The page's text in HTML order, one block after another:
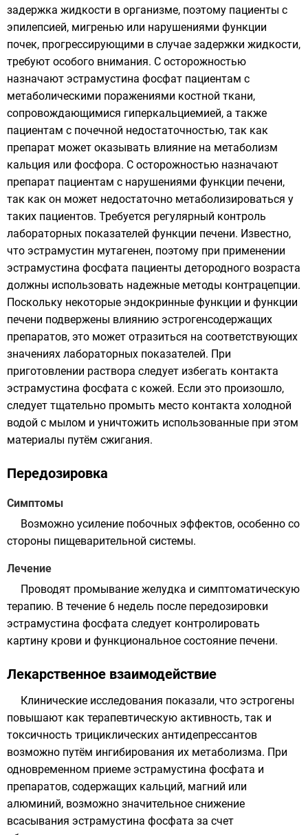
задержка жидкости в организме, поэтому пациенты с
эпилепсией, мигренью или нарушениями функции
почек, прогрессирующими в случае задержки жидкости,
требуют особого внимания. С осторожностью
назначают эстрамустина фосфат пациентам с
метаболическими поражениями костной ткани,
сопровождающимися гиперкальциемией, а также
пациентам с почечной недостаточностью, так как
препарат может оказывать влияние на метаболизм
кальция или фосфора. С осторожностью назначают
препарат пациентам с нарушениями функции печени,
так как он может недостаточно метаболизироваться у
таких пациентов. Требуется регулярный контроль
лабораторных показателей функции печени. Известно,
что эстрамустин мутагенен, поэтому при применении
эстрамустина фосфата пациенты детородного возраста
должны использовать надежные методы контрацепции.
Поскольку некоторые эндокринные функции и функции
печени подвержены влиянию эстрогенсодержащих
препаратов, это может отразиться на соответствующих
значениях лабораторных показателей. При
приготовлении раствора следует избегать контакта
эстрамустина фосфата с кожей. Если это произошло,
следует тщательно промыть место контакта холодной
водой с мылом и уничтожить использованные при этом
материалы путём сжигания.
Передозировка
Симптомы
Возможно усиление побочных эффектов, особенно со
стороны пищеварительной системы.
Лечение
Проводят промывание желудка и симптоматическую
терапию. В течение 6 недель после передозировки
эстрамустина фосфата следует контролировать
картину крови и функциональное состояние печени.
Лекарственное взаимодействие
Клинические исследования показали, что эстрогены
повышают как терапевтическую активность, так и
токсичность трициклических антидепрессантов
возможно путём ингибирования их метаболизма. При
одновременном приеме эстрамустина фосфата и
препаратов, содержащих кальций, магний или
алюминий, возможно значительное снижение
всасывания эстрамустина фосфата за счет